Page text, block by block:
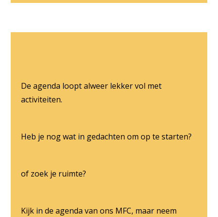
De agenda loopt alweer lekker vol met
activiteiten.
Heb je nog wat in gedachten om op te starten?
of zoek je ruimte?
Kijk in de agenda van ons MFC, maar neem